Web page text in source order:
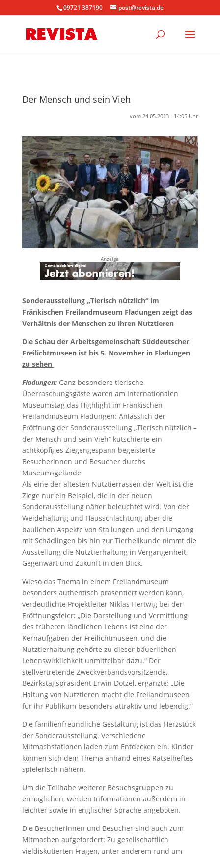
09721 387190 post@revista.de
Der Mensch und sein Vieh
vom 24.05.2023 - 14:05 Uhr
Anzeige
Sonderausstellung „Tierisch nützlich“ im
Fränkischen Freilandmuseum Fladungen zeigt das
Verhältnis der Menschen zu ihren Nutztieren
Die Schau der Arbeitsgemeinschaft Süddeutscher
Freilichtmuseen ist bis 5. November in Fladungen
zu sehen
Fladungen: Ganz besondere tierische
Überraschungsgäste waren am Internationalen
Museumstag das Highlight im Fränkischen
Freilandmuseum Fladungen: Anlässlich der
Eröffnung der Sonderausstellung „Tierisch nützlich –
der Mensch und sein Vieh“ kutschierte ein
achtköpfiges Ziegengespann begeisterte
Besucherinnen und Besucher durchs
Museumsgelände.
Als eine der ältesten Nutztierrassen der Welt ist die
Ziege nur ein Beispiel, die in der neuen
Sonderausstellung näher beleuchtet wird. Von der
Weidehaltung und Hausschlachtung über die
baulichen Aspekte von Stallungen und den Umgang
mit Schädlingen bis hin zur Tierheilkunde nimmt die
Ausstellung die Nutztierhaltung in Vergangenheit,
Gegenwart und Zukunft in den Blick.
Wieso das Thema in einem Freilandmuseum
besonders authentisch präsentiert werden kann,
verdeutlichte Projektleiter Niklas Hertwig bei der
Eröffnungsfeier: „Die Darstellung und Vermittlung
des früheren ländlichen Lebens ist eine der
Kernaufgaben der Freilichtmuseen, und die
Nutztierhaltung gehörte zu dieser bäuerlichen
Lebenswirklichkeit unmittelbar dazu.“ Der
stellvertretende Zweckverbandsvorsitzende,
Bezirkstagspräsident Erwin Dotzel, ergänzte: „Die
Haltung von Nutztieren macht die Freilandmuseen
für ihr Publikum besonders attraktiv und lebendig.“
Die familienfreundliche Gestaltung ist das Herzstück
der Sonderausstellung. Verschiedene
Mitmachstationen laden zum Entdecken ein. Kinder
können sich dem Thema anhand eines Rätselheftes
spielerisch nähern.
Um die Teilhabe weiterer Besuchsgruppen zu
ermöglichen, werden Informationen außerdem in
leichter sowie in englischer Sprache angeboten.
Die Besucherinnen und Besucher sind auch zum
Mitmachen aufgefordert: Zu gesellschaftlich
vieldiskutierten Fragen, unter anderem rund um